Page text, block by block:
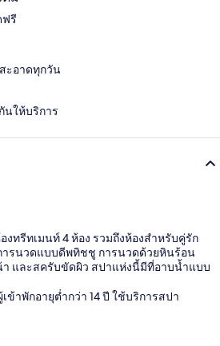
รี
ะอาดทุกวัน
นให้บริการ
งทรีทเมนท์ 4 ห้อง รวมถึงห้องสำหรับคู่รัก
ารนวดแบบดีพทิชชู การนวดด้วยหินร้อน
และสครับขัดผิว สปาแห่งนี้มีที่อาบน้ำแบบ
ข้าพักอายุต่ำกว่า 14 ปี ใช้บริการสปา